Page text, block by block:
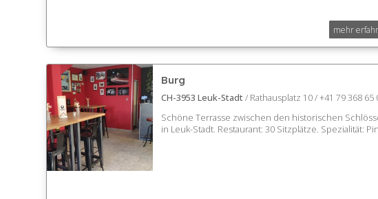
mehr
Burg
CH-3953 Leuk-Stadt/ Rathausplatz 10 / +41 79 368 65
Schöne Terrasse zwischen den historischen
in Leuk-Stadt. Restaurant: 30 Sitzplätze. Spezialität: